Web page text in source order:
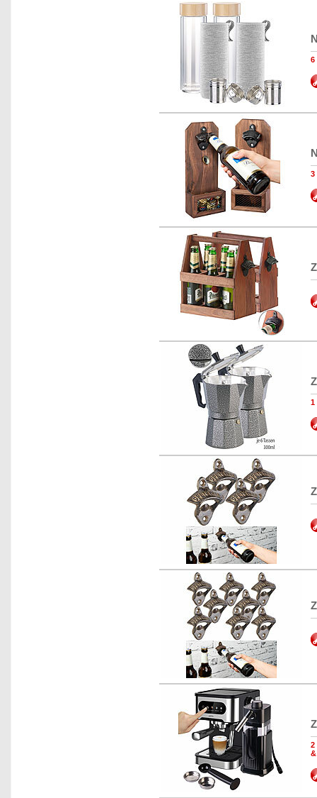
6
3
1
2